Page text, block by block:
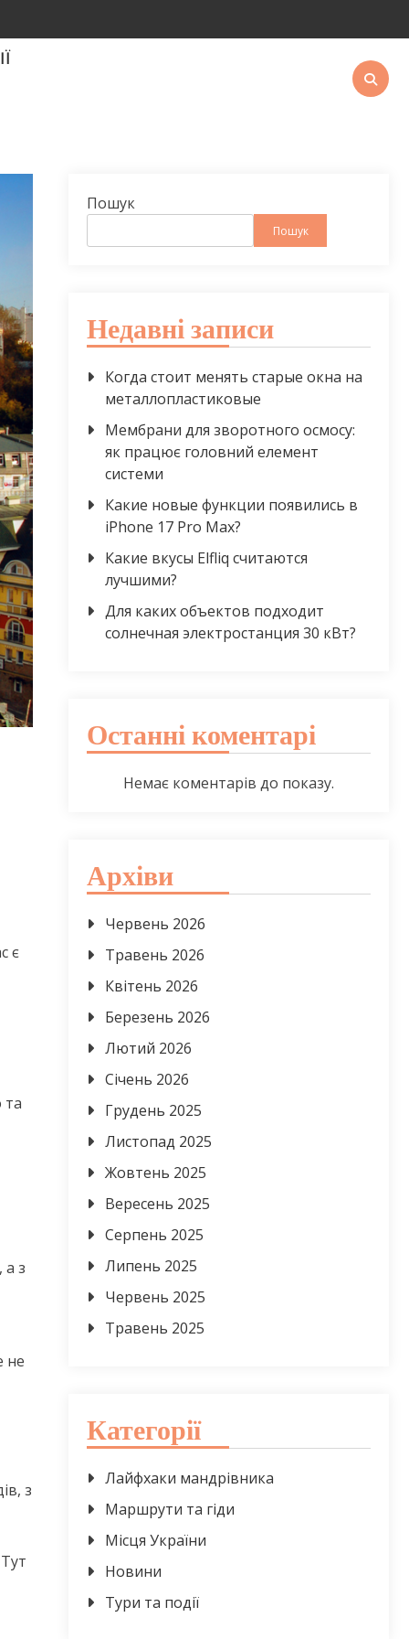
є
та
з
не
з
Пошук
Пошук
Недавні записи
Когда стоит менять старые окна на
металлопластиковые
Мембрани для зворотного осмосу:
як працює головний елемент
системи
Какие новые функции появились в
iPhone 17 Pro Max?
Какие вкусы Elfliq считаются
лучшими?
Для каких объектов подходит
солнечная электростанция 30 кВт?
Останні коментарі
Немає коментарів до показу.
Архіви
Червень 2026
Травень 2026
Квітень 2026
Березень 2026
Лютий 2026
Січень 2026
Грудень 2025
Листопад 2025
Жовтень 2025
Вересень 2025
Серпень 2025
Липень 2025
Червень 2025
Травень 2025
Категорії
Лайфхаки мандрівника
Маршрути та гіди
Місця України
Новини
Тури та події